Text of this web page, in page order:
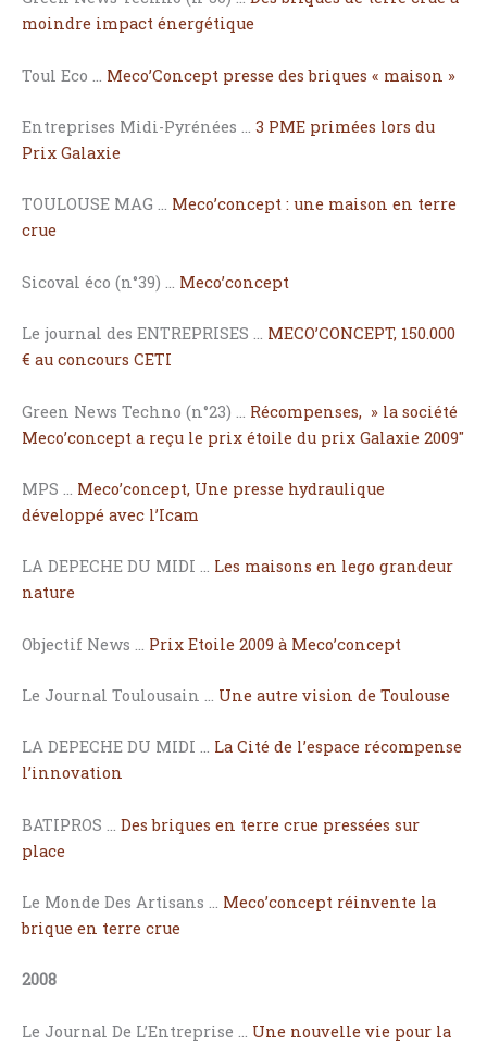
moindre impact énergétique
Toul Eco … Meco’Concept presse des briques « maison »
Entreprises Midi-Pyrénées … 3 PME primées lors du
Prix Galaxie
TOULOUSE MAG … Meco’concept : une maison en terre
crue
Sicoval éco (n°39) … Meco’concept
Le journal des ENTREPRISES … MECO’CONCEPT, 150.000
€ au concours CETI
Green News Techno (n°23) … Récompenses, » la société
Meco’concept a reçu le prix étoile du prix Galaxie 2009″
MPS … Meco’concept, Une presse hydraulique
développé avec l’Icam
LA DEPECHE DU MIDI … Les maisons en lego grandeur
nature
Objectif News … Prix Etoile 2009 à Meco’concept
Le Journal Toulousain … Une autre vision de Toulouse
LA DEPECHE DU MIDI … La Cité de l’espace récompense
l’innovation
BATIPROS … Des briques en terre crue pressées sur
place
Le Monde Des Artisans … Meco’concept réinvente la
brique en terre crue
2008
Le Journal De L’Entreprise … Une nouvelle vie pour la